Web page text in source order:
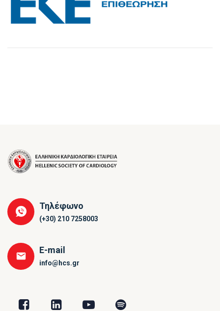
Τηλέφωνο
(+30) 210 7258003
E-mail
info@hcs.gr